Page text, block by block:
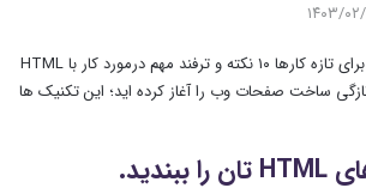
در این پست می خواهیم برای تازه کارها ۱۰ نکته و ترفند مهم درمورد کار با HTML
تازگی ساخت صفحات وب را آغاز کرده اید؛ این تکنیک ها